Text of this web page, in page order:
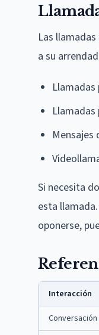
Las
a su
Mensajes
Si necesita
esta
oponerse,
Interacción